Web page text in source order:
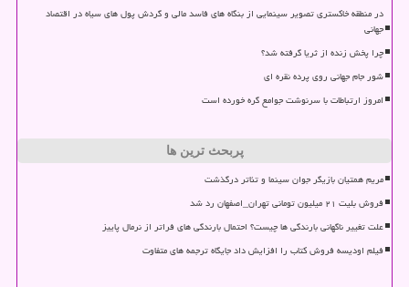
در منطقه خاکستری تصویر سینمایی از بنگاه های فاسد مالی و گردش پول های سیاه در اقتصاد
جهانی
چرا پخش زنده از ثریا گرفته شد؟
شور جام جهانی روی پرده نقره ای
امروز ارتباطات با سرنوشت جوامع گره خورده است
پربحث ترین ها
مریم همتیان بازیگر جوان سینما و تئاتر درگذشت
فروش بلیت ۲۱ میلیون تومانی تهران_اصفهان رد شد
علت تغییر ناگهانی بارندگی ها چیست؟ احتمال بارندگی های فراتر از نرمال پاییز
فیلم اودیسه فروش کتاب را افزایش داد جایگاه ترجمه های متفاوت